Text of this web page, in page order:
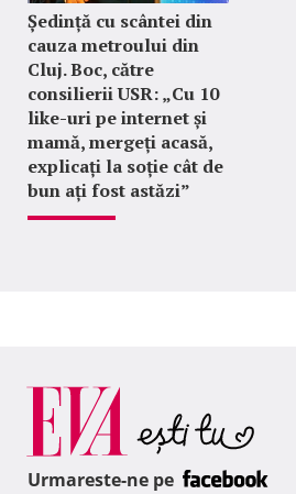
Ședință cu scântei din
cauza metroului din
Cluj. Boc, către
consilierii USR: „Cu 10
like-uri pe internet și
mamă, mergeți acasă,
explicați la soție cât de
bun ați fost astăzi”
Urmareste-ne pe